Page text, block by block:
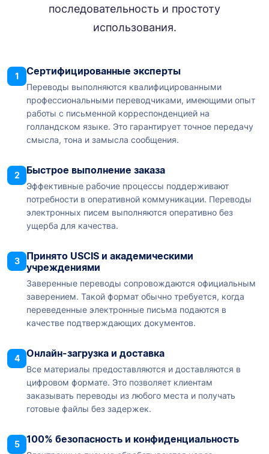
последовательность и простоту
использования.
1 Сертифицированные эксперты
Переводы выполняются квалифицированными
профессиональными переводчиками, имеющими опыт
работы с письменной корреспонденцией на
голландском языке. Это гарантирует точное передачу
смысла, тона и замысла сообщения.
2 Быстрое выполнение заказа
Эффективные рабочие процессы поддерживают
потребности в оперативной коммуникации. Переводы
электронных писем выполняются оперативно без
ущерба для качества.
3
Принято USCIS и академическими
учреждениями
Заверенные переводы сопровождаются официальным
заверением. Такой формат обычно требуется, когда
переведенные электронные письма подаются в
качестве подтверждающих документов.
4 Онлайн-загрузка и доставка
Все материалы предоставляются и доставляются в
цифровом формате. Это позволяет клиентам
заказывать переводы из любого места и получать
готовые файлы без задержек.
5 100% безопасность и конфиденциальность